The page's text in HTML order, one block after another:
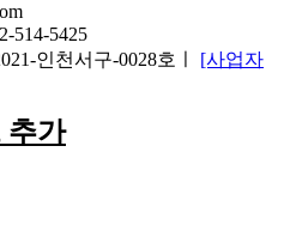
514-5425
인천서구-0028호ㅣ [사업자
추가